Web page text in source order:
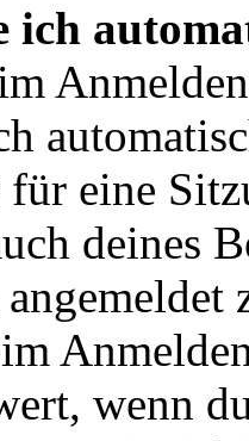
ich
eine
deines
wenn